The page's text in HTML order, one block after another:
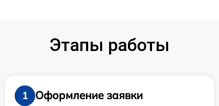
Этапы работы
1
Оформление заявки